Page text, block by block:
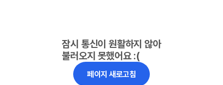
잠시 통신이 원활하지 않아
불러오지 못했어요 :(
페이지 새로고침